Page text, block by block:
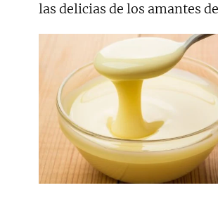
las delicias de los amantes